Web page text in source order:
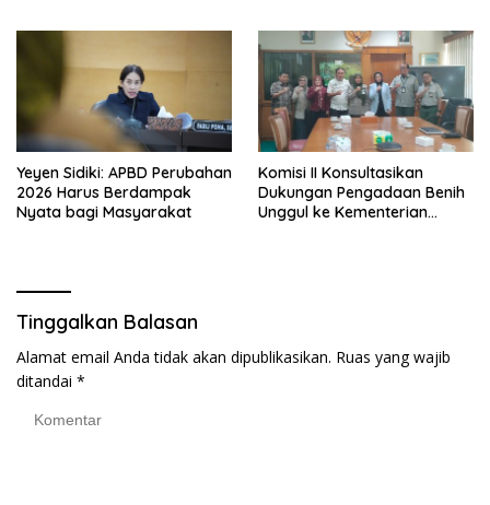
Yeyen Sidiki: APBD Perubahan
2026 Harus Berdampak
Nyata bagi Masyarakat
Komisi II Konsultasikan
Dukungan Pengadaan Benih
Unggul ke Kementerian
Tinggalkan Balasan
Alamat email Anda tidak akan dipublikasikan. Ruas yang wajib
ditandai *